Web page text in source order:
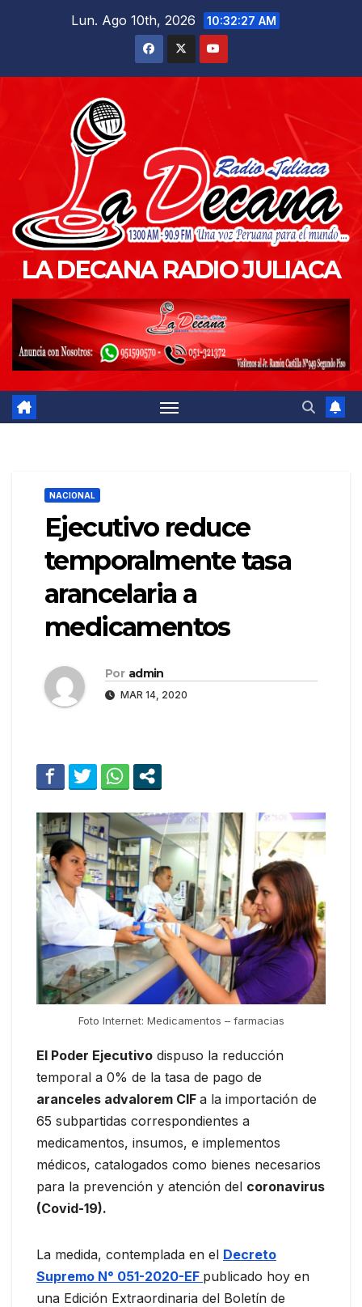
Lun. Ago 10th, 2026 10:32:28 AM
LA DECANA RADIO JULIACA
NACIONAL
Ejecutivo reduce
temporalmente tasa
arancelaria a
medicamentos
Por admin
MAR 14, 2020
Foto Internet: Medicamentos – farmacias
El Poder Ejecutivo dispuso la reducción
temporal a 0% de la tasa de pago de
aranceles advalorem CIF a la importación de
65 subpartidas correspondientes a
medicamentos, insumos, e implementos
médicos, catalogados como bienes necesarios
para la prevención y atención del coronavirus
(Covid-19).
La medida, contemplada en el Decreto
Supremo N° 051-2020-EF publicado hoy en
una Edición Extraordinaria del Boletín de